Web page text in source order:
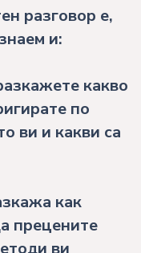
разговор е,
и:
какво
по
ви и какви са
как
прецените
ви